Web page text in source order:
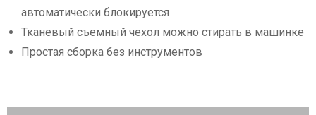
автоматически блокируется
Тканевый съемный чехол можно стирать в машинке
Простая сборка без инструментов